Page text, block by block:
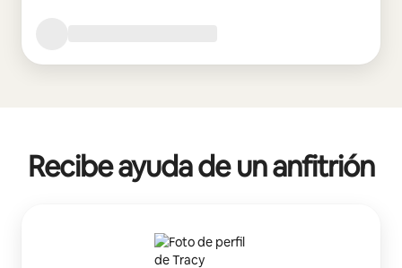
Recibe ayuda de un anfitrión